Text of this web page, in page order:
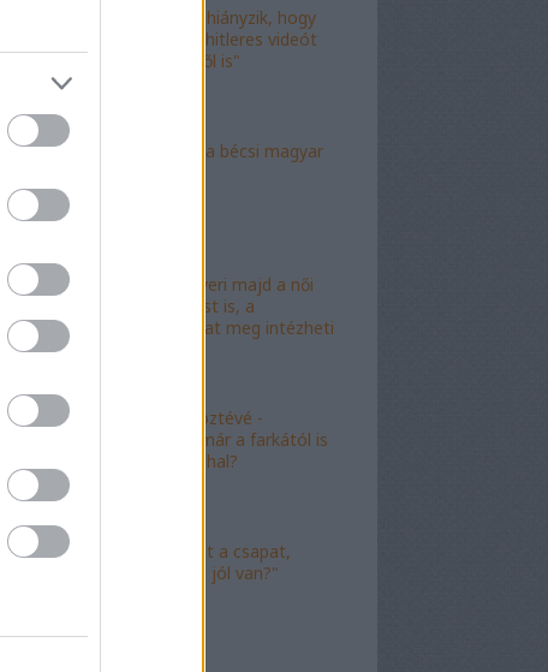
"Már csak az hiányzik, hogy
valami idióta hitleres videót
csináljon ebből is"
"Mély torok" a bécsi magyar
"Mészáros nyeri majd a női
kalapácsvetést is, a
kabalafigurákat meg intézheti
"Minőségi" köztévé -
hamarosan, már a farkától is
bűzleni fog a hal?
"Nagyot ment a csapat,
Viktor! Család jól van?"